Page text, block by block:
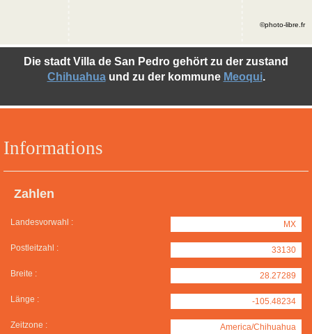
Informations
Zahlen
Landesvorwahl : MX
Postleitzahl : 33130
Breite : 28.27289
Länge : -105.48234
Zeitzone : America/Chihuahua
Die stadt Villa de San Pedro gehört zu der zustand
Chihuahuaund zu der kommune Meoqui.
©photo-libre.fr